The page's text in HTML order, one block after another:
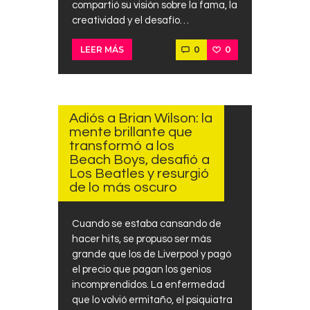
compartió su visión sobre la fama, la
creatividad y el desafío…
LEER MÁS 0 0
2025
Adiós a Brian Wilson: la
mente brillante que
transformó a los
Beach Boys, desafió a
Los Beatles y resurgió
de lo más oscuro
Cuando se estaba cansando de
hacer hits, se propuso ser más
grande que los de Liverpool y pagó
el precio que pagan los genios
incomprendidos. La enfermedad
que lo volvió ermitaño, el psiquiatra